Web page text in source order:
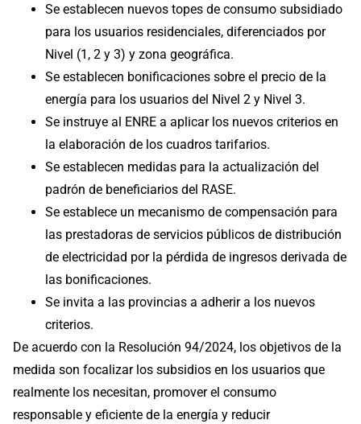
Se establecen nuevos topes de consumo subsidiado
para los usuarios residenciales, diferenciados por
Nivel (1, 2 y 3) y zona geográfica.
Se establecen bonificaciones sobre el precio de la
energía para los usuarios del Nivel 2 y Nivel 3.
Se instruye al ENRE a aplicar los nuevos criterios en
la elaboración de los cuadros tarifarios.
Se establecen medidas para la actualización del
padrón de beneficiarios del RASE.
Se establece un mecanismo de compensación para
las prestadoras de servicios públicos de distribución
de electricidad por la pérdida de ingresos derivada de
las bonificaciones.
Se invita a las provincias a adherir a los nuevos
criterios.
De acuerdo con la Resolución 94/2024, los objetivos de la
medida son focalizar los subsidios en los usuarios que
realmente los necesitan, promover el consumo
responsable y eficiente de la energía y reducir